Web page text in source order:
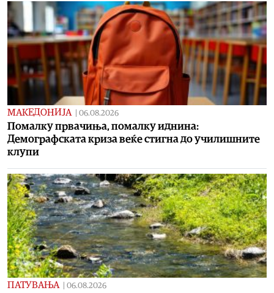
МАКЕДОНИЈА 06.08.2026
Помалку првачиња, помалку иднина:
Демографската криза веќе стигна до училишните
клупи
ПАТУВАЊА 06.08.2026